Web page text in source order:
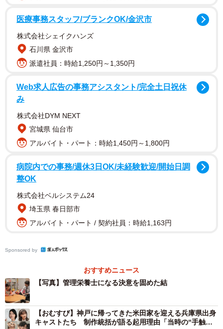
第75回で西条は、結衣に向かって「この仕事はあんまり目
立てへんし、あんまり知られてへんけど、私は誇りに思て
る」と話した。その言葉を受けて決心した結は「管理栄養
士になったら、今よりもっとできることが広がる」と、夫
応援する (C)NHK
管理栄養士は、心にもアクセスできる仕事
公益社団法人 日本栄養士会
と栄養士の違いについて、「管理栄養士は病気を患ってい
る方や高齢で食事がとりづらくなっている方、健康な方一
医療事務スタッフ/ブランクOK/金沢市
株式会社シェイクハンズ
石川県 金沢市
派遣社員：時給1,250円～1,350円
Web求人広告の事務アシスタント/完全土日祝休
み
株式会社DYM NEXT
宮城県 仙台市
アルバイト・パート：時給1,450円～1,800円
病院内での事務/週休3日OK/未経験歓迎/開始日調
整OK
株式会社ベルシステム24
埼玉県 春日部市
アルバイト・パート / 契約社員：時給1,163円
Sponsored by
おすすめニュース
【写真】管理栄養士になる決意を固めた結
【おむすび】神戸に帰ってきた米田家を迎える兵庫県出身
キャストたち 制作統括が語る起用理由「当時の“手触